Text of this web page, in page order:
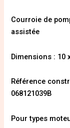
Courroie de
assistée
Dimensions : 10
Référence
068121039B
Pour types